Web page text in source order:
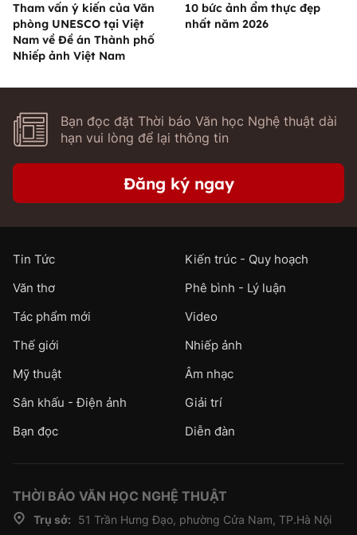
Tham vấn ý kiến của Văn
phòng UNESCO tại Việt
Nam về Đề án Thành phố
Nhiếp ảnh Việt Nam
10 bức ảnh ẩm thực đẹp
nhất năm 2026
Bạn đọc đặt Thời báo Văn học Nghệ thuật dài
hạn vui lòng để lại thông tin
Đăng ký ngay
Tin Tức
Kiến trúc - Quy hoạch
Văn thơ
Phê bình - Lý luận
Tác phẩm mới
Video
Thế giới
Nhiếp ảnh
Mỹ thuật
Âm nhạc
Sân khấu - Điện ảnh
Giải trí
Bạn đọc
Diễn đàn
THỜI BÁO VĂN HỌC NGHỆ THUẬT
Trụ sở:
51 Trần Hưng Đạo, phường Cửa Nam, TP.Hà Nội